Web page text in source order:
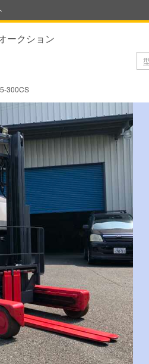
ークション
300CS